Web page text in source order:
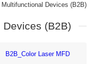
Devices (B2B)
(B2B)
B2B_Color Laser MFD